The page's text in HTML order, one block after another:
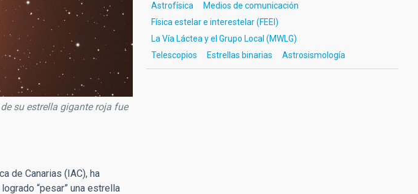
su estrella gigante roja fue
de Canarias (IAC), ha
“pesar” una estrella
Astrofísica
Medios de comunicación
Física estelar e interestelar (FEEI)
La Vía Láctea y el Grupo Local (MWLG)
Telescopios
Estrellas binarias Astrosismología